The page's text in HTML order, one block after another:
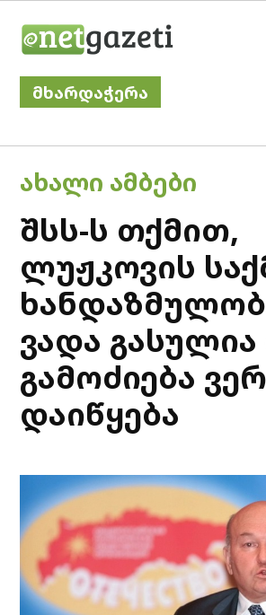
მხარდაჭერა
POSTED
IN
ᲐᲮᲐᲚᲘ ᲐᲛᲑᲔᲑᲘ
შსს-ს თქმით,
ლუჟკოვის
ვადა
გამოძიება ვერ
დაიწყება